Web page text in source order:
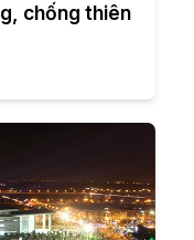
chống thiên